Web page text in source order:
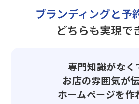
ブランディングと予
どちらも実現で
専門知識がなく
お店の雰囲気が
ホームページを作